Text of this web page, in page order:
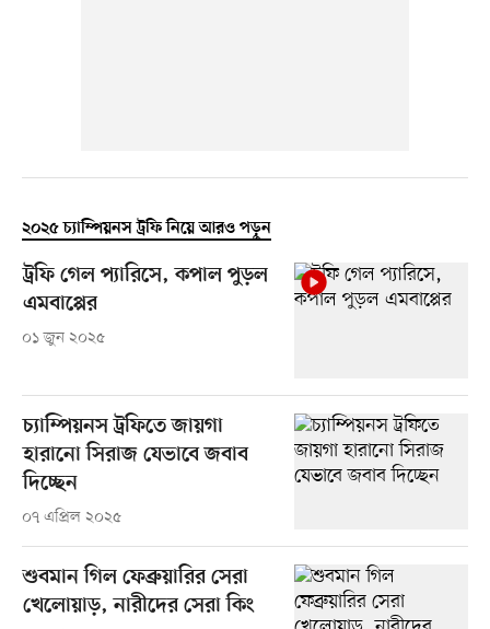
২০২৫ চ্যাম্পিয়নস ট্রফি নিয়ে আরও পড়ুন
ট্রফি গেল প্যারিসে, কপাল পুড়ল
এমবাপ্পের
০১ জুন ২০২৫
চ্যাম্পিয়নস ট্রফিতে জায়গা
হারানো সিরাজ যেভাবে জবাব
দিচ্ছেন
০৭ এপ্রিল ২০২৫
শুবমান গিল ফেব্রুয়ারির সেরা
খেলোয়াড়, নারীদের সেরা কিং